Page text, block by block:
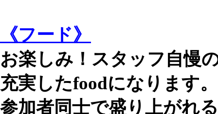
《フード》
お楽しみ！スタッフ自慢
充実したfoodになります。
参加者同士で盛り上がれ